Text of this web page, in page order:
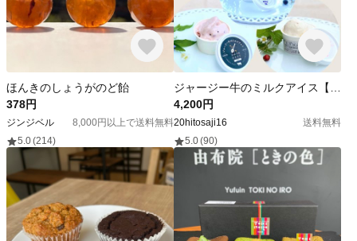
ほんきのしょうがのど飴
378円
ジンジベル
8,000円以上で送料無料
5.0(214)
4,200円
20hitosaji16
送料無料
5.0(90)